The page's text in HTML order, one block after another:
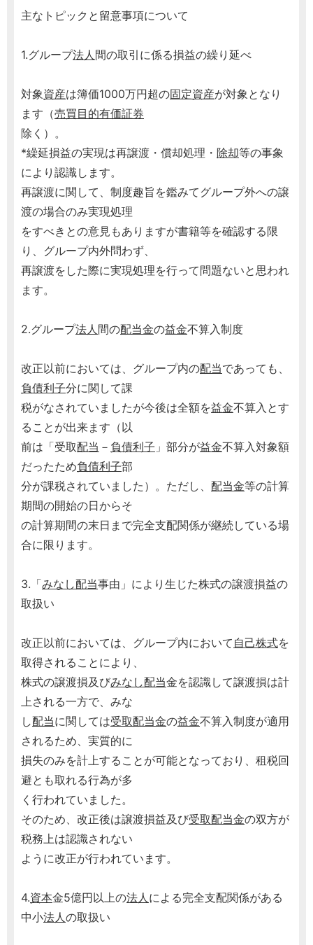
主なトピックと留意事項について
1.グループ法人間の取引に係る損益の繰り延べ
対象資産は簿価1000万円超の固定資産が対象となり
ます（売買目的有価証券
除く）。
*繰延損益の実現は再譲渡・償却処理・ 除却等の事象
により認識します。
再譲渡に関して、制度趣旨を鑑みてグループ外への譲
渡の場合のみ実現処理
をすべきとの意見もありますが書籍等を確認する限
り、グループ内外問わず、
再譲渡をした際に実現処理を行って問題ないと思われ
ます。
2.グループ法人間の配当金の益金不算入制度
改正以前においては、グループ内の配当であっても、
負債利子分に関して課
税がなされていましたが今後は全額を益金不算入とす
ることが出来ます（以
前は「受取配当 － 負債利子 」部分が益金不算入対象額
だったため負債利子部
分が課税されていました）。ただし、 配当金等の計算
期間の開始の日からそ
の計算期間の末日まで完全支配関係が継続している場
合に限ります。
3.「みなし配当事由」により生じた株式の譲渡損益の
取扱い
改正以前においては、グループ内において 自己株式を
取得されることにより、
株式の譲渡損及びみなし配当金を認識して譲渡損は計
上される一方で、みな
し配当に関しては受取配当金の益金不算入制度が適用
されるため、実質的に
損失のみを計上することが可能となっており、租税回
避とも取れる行為が多
く行われていました。
そのため、改正後は譲渡損益及び受取配当金の双方が
税務上は認識されない
ように改正が行われています。
4.資本金5億円以上の法人による完全支配関係がある
中小法人の取扱い